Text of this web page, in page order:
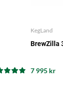
KegLand
BrewZilla
7 995 kr